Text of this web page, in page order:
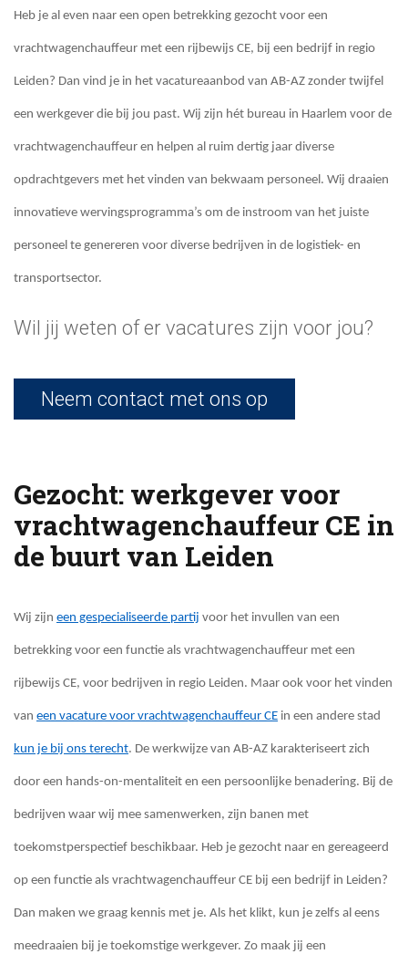
Heb je al even naar een open betrekking gezocht voor een
vrachtwagenchauffeur met een rijbewijs CE, bij een bedrijf in regio
Leiden? Dan vind je in het vacatureaanbod van AB-AZ zonder twijfel
een werkgever die bij jou past. Wij zijn hét bureau in Haarlem voor de
vrachtwagenchauffeur en helpen al ruim dertig jaar diverse
opdrachtgevers met het vinden van bekwaam personeel. Wij draaien
innovatieve wervingsprogramma’s om de instroom van het juiste
personeel te genereren voor diverse bedrijven in de logistiek- en
transportsector.
Wil jij weten of er vacatures zijn voor jou?
Neem contact met ons op
Gezocht: werkgever voor
vrachtwagenchauffeur CE in
de buurt van Leiden
Wij zijn een gespecialiseerde partij voor het invullen van een
betrekking voor een functie als vrachtwagenchauffeur met een
rijbewijs CE, voor bedrijven in regio Leiden. Maar ook voor het vinden
van een vacature voor vrachtwagenchauffeur CE in een andere stad
kun je bij ons terecht. De werkwijze van AB-AZ karakteriseert zich
door een hands-on-mentaliteit en een persoonlijke benadering. Bij de
bedrijven waar wij mee samenwerken, zijn banen met
toekomstperspectief beschikbaar. Heb je gezocht naar en gereageerd
op een functie als vrachtwagenchauffeur CE bij een bedrijf in Leiden?
Dan maken we graag kennis met je. Als het klikt, kun je zelfs al eens
meedraaien bij je toekomstige werkgever. Zo maak jij een